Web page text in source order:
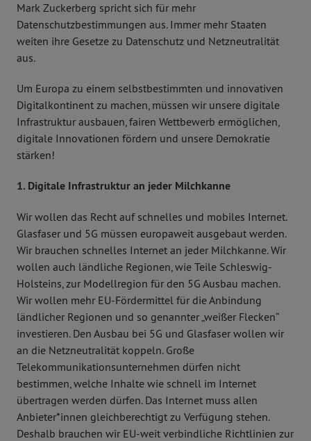
Mark Zuckerberg spricht sich für mehr
Datenschutzbestimmungen aus. Immer mehr Staaten
weiten ihre Gesetze zu Datenschutz und Netzneutralität
aus.
Um Europa zu einem selbstbestimmten und innovativen
Digitalkontinent zu machen, müssen wir unsere digitale
Infrastruktur ausbauen, fairen Wettbewerb ermöglichen,
digitale Innovationen fördern und unsere Demokratie
stärken!
1. Digitale Infrastruktur an jeder Milchkanne
Wir wollen das Recht auf schnelles und mobiles Internet.
Glasfaser und 5G müssen europaweit ausgebaut werden.
Wir brauchen schnelles Internet an jeder Milchkanne. Wir
wollen auch ländliche Regionen, wie Teile Schleswig-
Holsteins, zur Modellregion für den 5G Ausbau machen.
Wir wollen mehr EU-Fördermittel für die Anbindung
ländlicher Regionen und so genannter „weißer Flecken“
investieren. Den Ausbau bei 5G und Glasfaser wollen wir
an die Netzneutralität koppeln. Große
Telekommunikationsunternehmen dürfen nicht
bestimmen, welche Inhalte wie schnell im Internet
übertragen werden dürfen. Das Internet muss allen
Anbieter*innen gleichberechtigt zu Verfügung stehen.
Deshalb brauchen wir EU-weit verbindliche Richtlinien zur